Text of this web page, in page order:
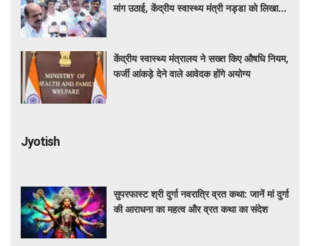
मांग उठाई, केंद्रीय स्वास्थ्य मंत्री नड्डा को लिखा
केंद्रीय स्वास्थ्य मंत्रालय ने सख्त किए औषधि नियम,
फर्जी आंकड़े देने वाले आवेदक होंगे अयोग्य
Jyotish
सुपरफास्ट श्री दुर्गा नवरात्रि व्रत कथा: जानें मां दुर्गा
की आराधना का महत्व और व्रत कथा का संदेश